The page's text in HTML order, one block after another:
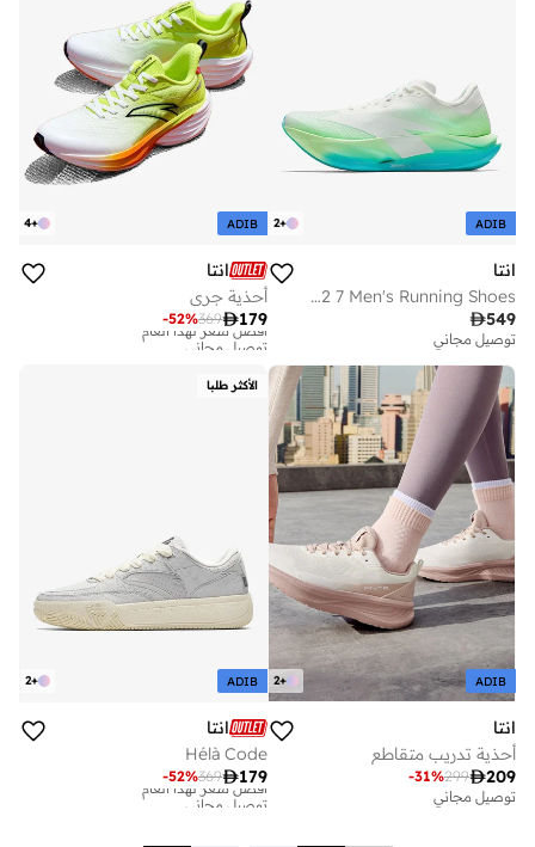
+
2 ADIB
انتا
C202 7 Men's Running Shoes
549
توصيل مجاني
+
4 ADIB
انتا
أحذية جري
179
369
-52%
أفضل سعر لهذا العام
توصيل مجاني
توصيل مجاني
+
2 ADIB
انتا
أحذية تدريب متقاطع
209
299
-31%
توصيل مجاني
الأكثر طلبا
+
2 ADIB
انتا
Hélà Code
179
369
-52%
أفضل سعر لهذا العام
توصيل مجاني